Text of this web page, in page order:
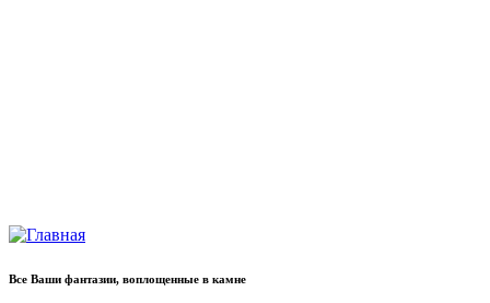
Все Ваши фантазии, воплощенные в камне